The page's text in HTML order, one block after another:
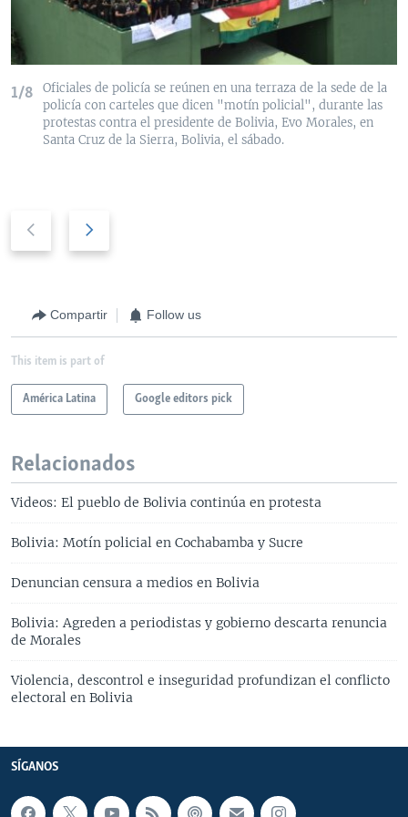
1/8
Oficiales de policía se reúnen en una terraza de la sede de la
policía con carteles que dicen "motín policial", durante las
protestas contra el presidente de Bolivia, Evo Morales, en
Santa Cruz de la Sierra, Bolivia, el sábado.
u
l
d
e
d
e
Compartir Follow us
This item is part of
América Latina Google editors pick
Relacionados
Videos: El pueblo de Bolivia continúa en protesta
Bolivia: Motín policial en Cochabamba y Sucre
Denuncian censura a medios en Bolivia
Bolivia: Agreden a periodistas y gobierno descarta renuncia
de Morales
Violencia, descontrol e inseguridad profundizan el conflicto
electoral en Bolivia
SÍGANOS